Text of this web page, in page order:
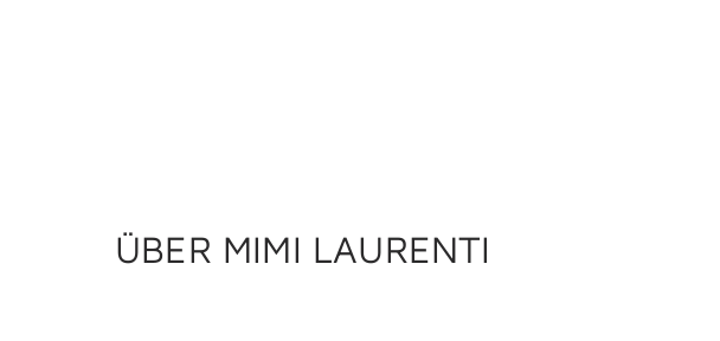
ÜBER MIMI LAURENTI